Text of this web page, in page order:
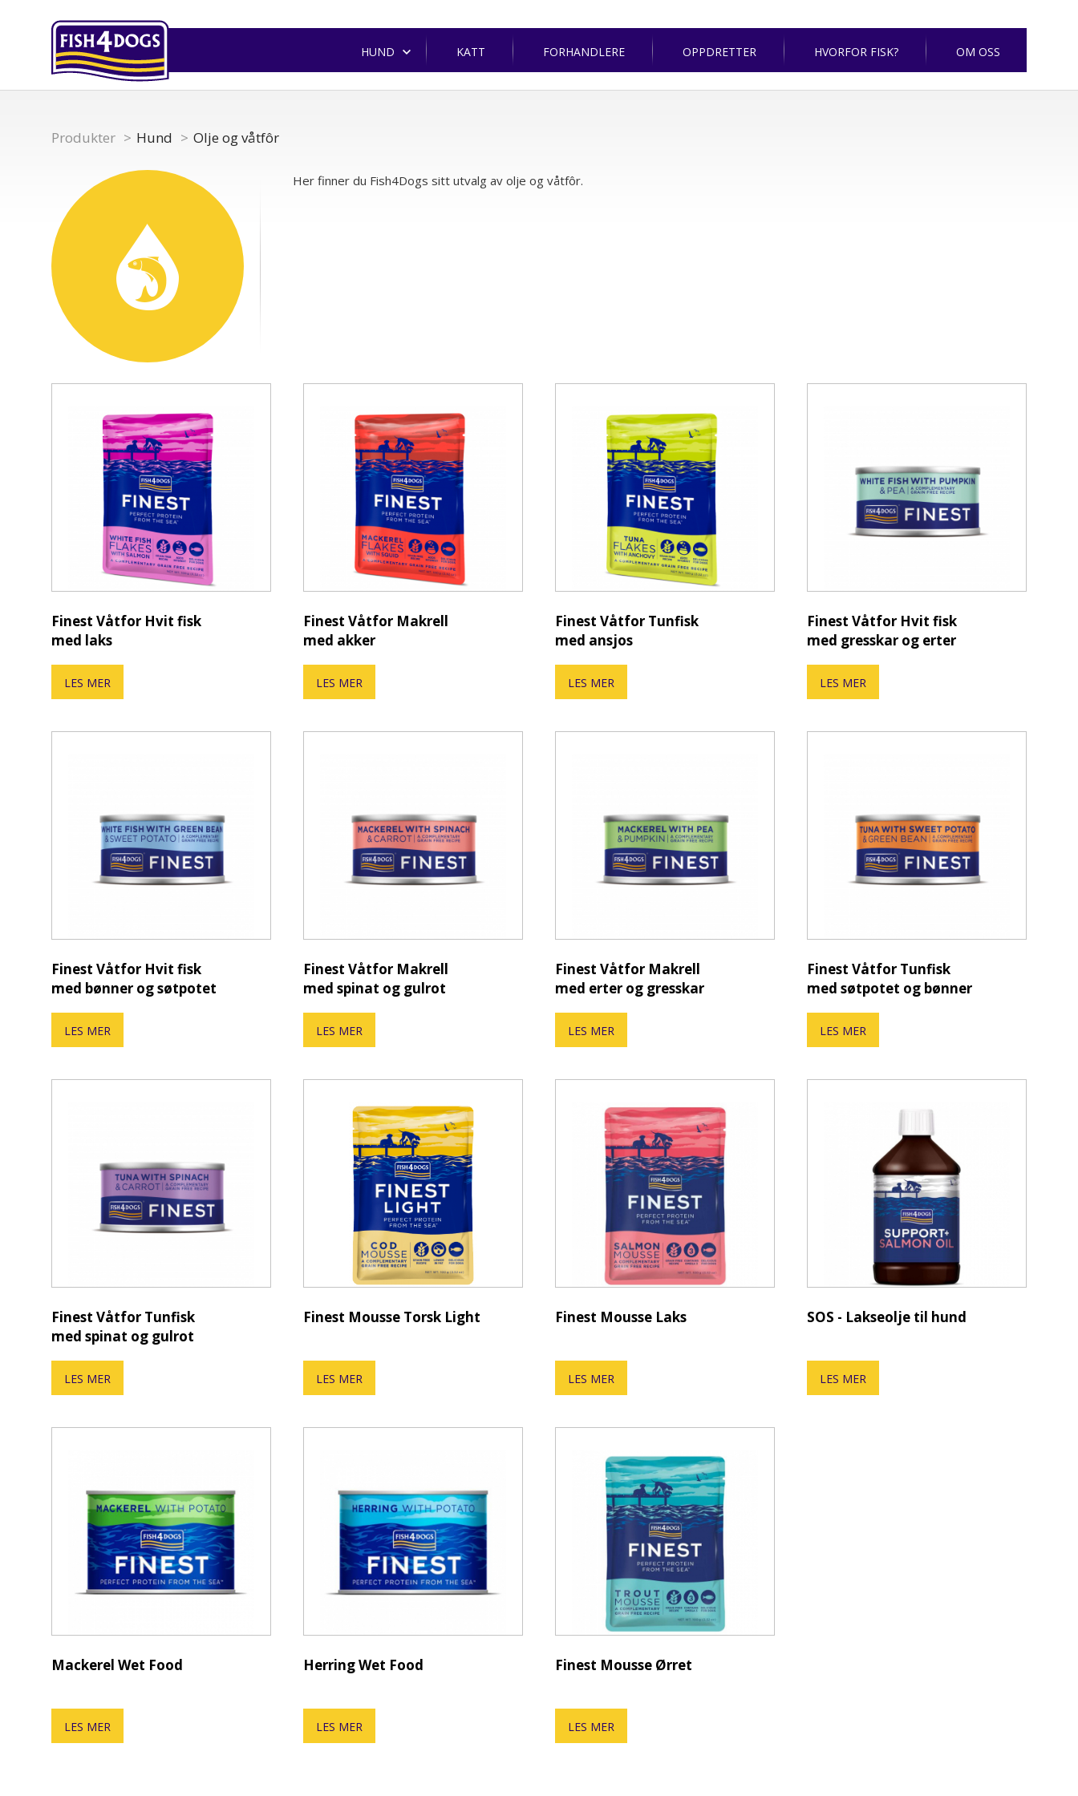
HUND KATT FORHANDLERE OPPDRETTER HVORFOR FISK? OM OSS
Produkter Hund Olje og våtfôr
Her finner du Fish4Dogs sitt utvalg av olje og våtfôr.
Finest Våtfor Hvit fisk
med laks
LES MER
Finest Våtfor Makrell
med akker
LES MER
Finest Våtfor Tunfisk
med ansjos
LES MER
Finest Våtfor Hvit fisk
med gresskar og erter
LES MER
Finest Våtfor Hvit fisk
med bønner og søtpotet
LES MER
Finest Våtfor Makrell
med spinat og gulrot
LES MER
Finest Våtfor Makrell
med erter og gresskar
LES MER
Finest Våtfor Tunfisk
med søtpotet og bønner
LES MER
Finest Våtfor Tunfisk
med spinat og gulrot
LES MER
Finest Mousse Torsk Light
LES MER
Finest Mousse Laks
LES MER
SOS - Lakseolje til hund
LES MER
Mackerel Wet Food
LES MER
Herring Wet Food
LES MER
Finest Mousse Ørret
LES MER